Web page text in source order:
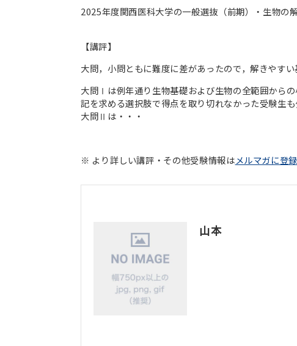
2025年度関西医科大学の一般選抜（前期）・生物の
【講評】
大問，小問ともに難度に差があったので，解きやす
大問Ⅰは例年通り生物基礎および生物の全範囲から
記を求める選択肢で得点を取り切れなかった受験生も
大問Ⅱは・・・
※ より詳しい講評・その他受験情報はメルマガに登録
山本